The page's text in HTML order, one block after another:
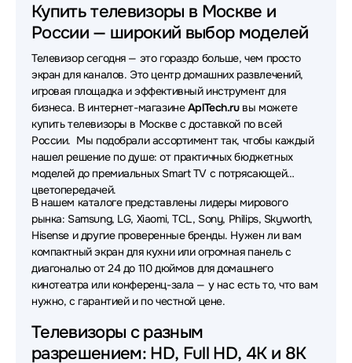
Телевизоры Shivaki Телевизоры Artel
Телевизоры Sony Телевизоры Dreame
Телевизоры Hikers Телевизоры Philips
Телевизоры Kuppersberg Телевизоры Harper
Телевизоры Viomi Телевизоры Aiwa
Телевизоры HP
Телевизоры KIVI Телевизоры Sber
Телевизоры Irbis Телевизоры Raskat
Телевизоры Витязь Телевизоры Skyland
Телевизоры Qwatt Телевизоры Rombica
Купить телевизоры в Москве и
России — широкий выбор моделей
Телевизор сегодня — это гораздо больше, чем просто
экран для каналов. Это центр домашних развлечений,
игровая площадка и эффективный инструмент для
бизнеса. В интернет-магазинеAplTech.ruвы можете
купить телевизоры в Москве с доставкой по всей
России. Мы подобрали ассортимент так, чтобы каждый
нашел решение по душе: от практичных бюджетных
моделей до премиальных Smart TV с потрясающей
цветопередачей.
В нашем каталоге представлены лидеры мирового
рынка: Samsung, LG, Xiaomi, TCL, Sony, Philips, Skyworth,
Hisense и другие проверенные бренды. Нужен ли вам
компактный экран для кухни или огромная панель с
диагональю от 24 до 110 дюймов для домашнего
кинотеатра или конференц-зала — у нас есть то, что вам
нужно, с гарантией и по честной цене.
Телевизоры с разным
разрешением: HD, Full HD, 4K и 8K